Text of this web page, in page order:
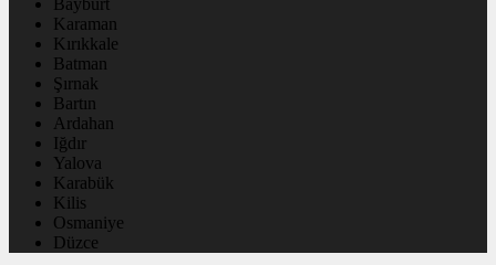
Bayburt
Karaman
Kırıkkale
Batman
Şırnak
Bartın
Ardahan
Iğdır
Yalova
Karabük
Kilis
Osmaniye
Düzce